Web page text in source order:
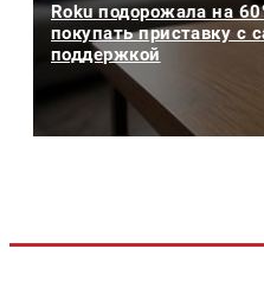
Roku подорожала на
покупать приставку с
поддержкой